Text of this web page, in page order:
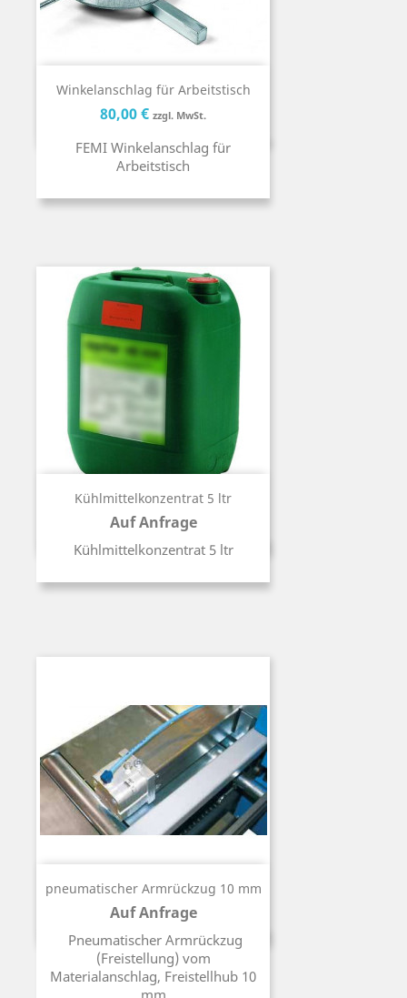
Winkelanschlag für Arbeitstisch
Preis
80,00 € zzgl. MwSt.Preis
FEMI Winkelanschlag für
Arbeitstisch
Kühlmittelkonzentrat 5 ltr
Auf Anfrage
Kühlmittelkonzentrat 5 ltr
pneumatischer Armrückzug 10 mm
Auf Anfrage
Pneumatischer Armrückzug
(Freistellung) vom
Materialanschlag, Freistellhub 10
mm